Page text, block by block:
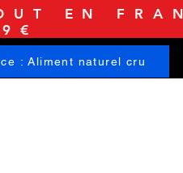
EN
: Aliment naturel cru